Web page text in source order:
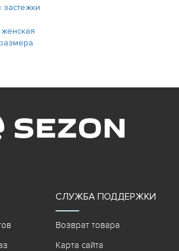
СЛУЖБА ПОДДЕРЖКИ
Возврат товара
Карта сайта